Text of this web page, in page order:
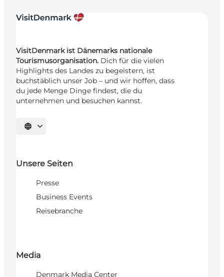
VisitDenmark ist Dänemarks nationale
Tourismusorganisation. Dich für die vielen
Highlights des Landes zu begeistern, ist
buchstäblich unser Job – und wir hoffen, dass
du jede Menge Dinge findest, die du
unternehmen und besuchen kannst.
Sprache auswählen
Unsere Seiten
Presse
Business Events
Reisebranche
Media
Denmark Media Center